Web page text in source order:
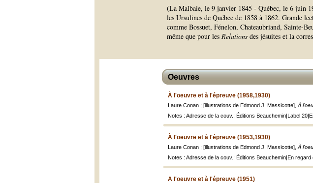
(La Malbaie, le 9 janvier 1845 - Québec, le 6 juin
les Ursulines de Québec de 1858 à 1862. Grande
comme Bossuet, Fénelon, Chateaubriand, Sainte-
même que pour les Relations des jésuites et la
Oeuvres
À l'oeuvre et à l'épreuve (1958,1930)
Laure Conan ; [illustrations de Edmond J. Massicotte], À
Notes : Adresse de la couv.: Éditions Beauchemin|Label
À l'oeuvre et à l'épreuve (1953,1930)
Laure Conan ; [illustrations de Edmond J. Massicotte], À
Notes : Adresse de la couv.: Éditions Beauchemin|En
A l'oeuvre et à l'épreuve (1951)